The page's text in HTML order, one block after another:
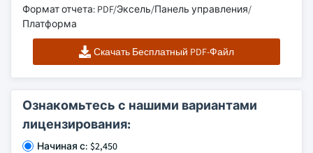
Формат отчета: PDF/Эксель/Панель управления/
Платформа
Скачать Бесплатный PDF-Файл
Ознакомьтесь с нашими вариантами
лицензирования:
Начиная с: $2,450